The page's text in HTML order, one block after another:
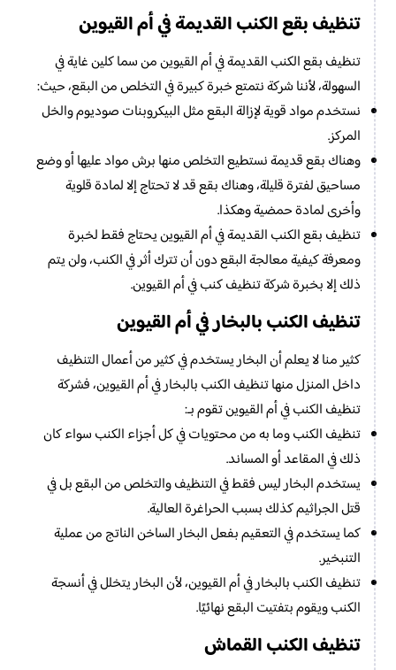
تنظيف بقع الكنب القديمة في أم القيوين
تنظيف بقع الكنب القديمة في أم القيوين من سما كلين غاية في
السهولة، لأننا شركة نتمتع خبرة كبيرة في التخلص من البقع، حيث:
نستخدم مواد قوية لإزالة البقع مثل البيكروبنات صوديوم والخل
المركز.
وهناك بقع قديمة نستطيع التخلص منها برش مواد عليها أو وضع
مساحيق لفترة قليلة، وهناك بقع قد لا تحتاج إلا لمادة قلوية
وأخرى لمادة حمضية وهكذا.
تنظيف بقع الكنب القديمة في أم القيوين يحتاج فقط لخبرة
ومعرفة كيفية معالجة البقع دون أن تترك أثر في الكنب، ولن يتم
ذلك إلا بخبرة شركة تنظيف كنب في أم القيوين.
تنظيف الكنب بالبخار في أم القيوين
كثير منا لا يعلم أن البخار يستخدم في كثير من أعمال التنظيف
داخل المنزل منها تنظيف الكنب بالبخار في أم القيوين، فشركة
تنظيف الكنب في أم القيوين تقوم بـ:
تنظيف الكنب وما به من محتويات في كل أجزاء الكنب سواء كان
ذلك في المقاعد أو المساند.
يستخدم البخار ليس فقط في التنظيف والتخلص من البقع بل في
قتل الجراثيم كذلك بسبب الحراغرة العالية.
كما يستخدم في التعقيم بفعل البخار الساخن الناتج من عملية
التنبخير.
تنظيف الكنب بالبخار في أم القيوين، لأن البخار يتخلل في أنسجة
الكنب ويقوم بتفتيت البقع نهائيًا.
تنظيف الكنب القماش